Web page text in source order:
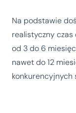
Na podstawie
realistyczny
od 3 do 6
nawet do 12
konkurencyjnych